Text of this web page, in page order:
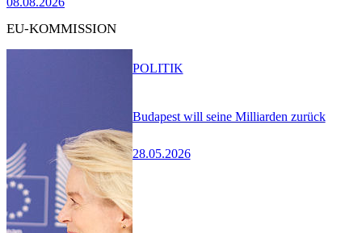
EU-KOMMISSION
Budapest will seine Milliarden zurück
28.05.2026
POLITIK